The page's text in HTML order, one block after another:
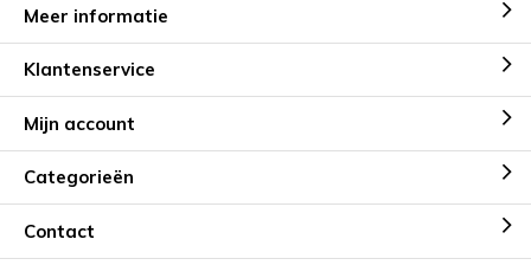
Meer informatie
Klantenservice
Mijn account
Categorieën
Contact